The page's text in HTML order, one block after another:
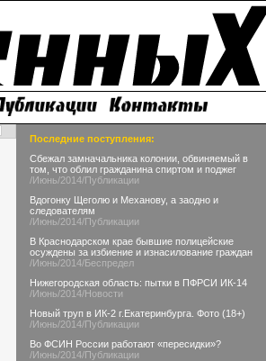
Последние поступления:
Сбежал замначальника колонии, обвиняемый в
том, что облил гражданина спиртом и поджег
/Июнь/2014/Публикации
Вдогонку Щеголю и Механову, а заодно и
следователям
/Июнь/2014/Публикации
В Краснодарском крае бывшие полицейские
осуждены за избиение и изнасилование граждан
/Июнь/2014/Беспредел
Нижегородская область: пытки в ПФРСИ ИК-14
/Июнь/2014/Новости
Новый труп в ИК-2 г.Екатеринбурга. Фото (18+)
/Июнь/2014/Публикации
Во ФСИН России работают «пересидки»?
/Июнь/2014/Публикации